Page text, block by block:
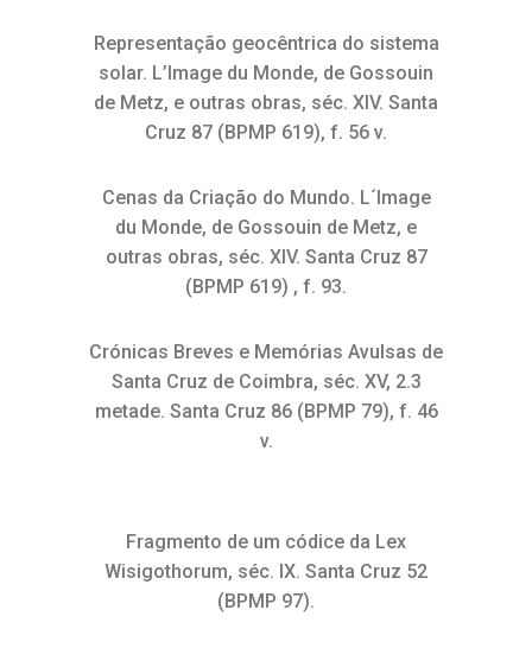
Representação geocêntrica do sistema
solar. L’Image du Monde, de Gossouin
de Metz, e outras obras, séc. XIV. Santa
Cruz 87 (BPMP 619), f. 56 v.
Cenas da Criação do Mundo. L´Image
du Monde, de Gossouin de Metz, e
outras obras, séc. XIV. Santa Cruz 87
(BPMP 619) , f. 93.
Crónicas Breves e Memórias Avulsas de
Santa Cruz de Coimbra, séc. XV, 2.3
metade. Santa Cruz 86 (BPMP 79), f. 46
v.
Fragmento de um códice da Lex
Wisigothorum, séc. IX. Santa Cruz 52
(BPMP 97).